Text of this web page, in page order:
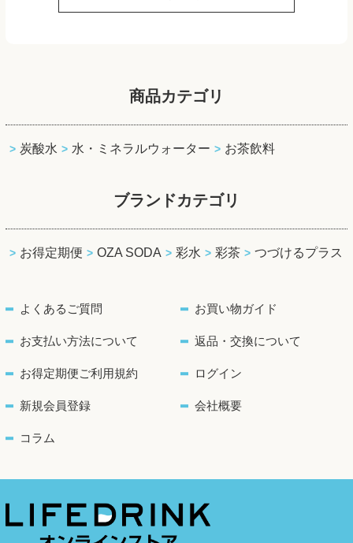
商品カテゴリ
炭酸水 水・ミネラルウォーター お茶飲料
ブランドカテゴリ
お得定期便 OZA SODA 彩水 彩茶 つづけるプラス
よくあるご質問 お買い物ガイド
お支払い方法について 返品・交換について
お得定期便ご利用規約 ログイン
新規会員登録 会社概要
コラム